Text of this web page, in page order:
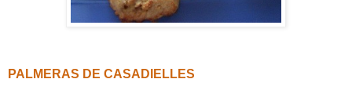
PALMERAS DE CASADIELLES